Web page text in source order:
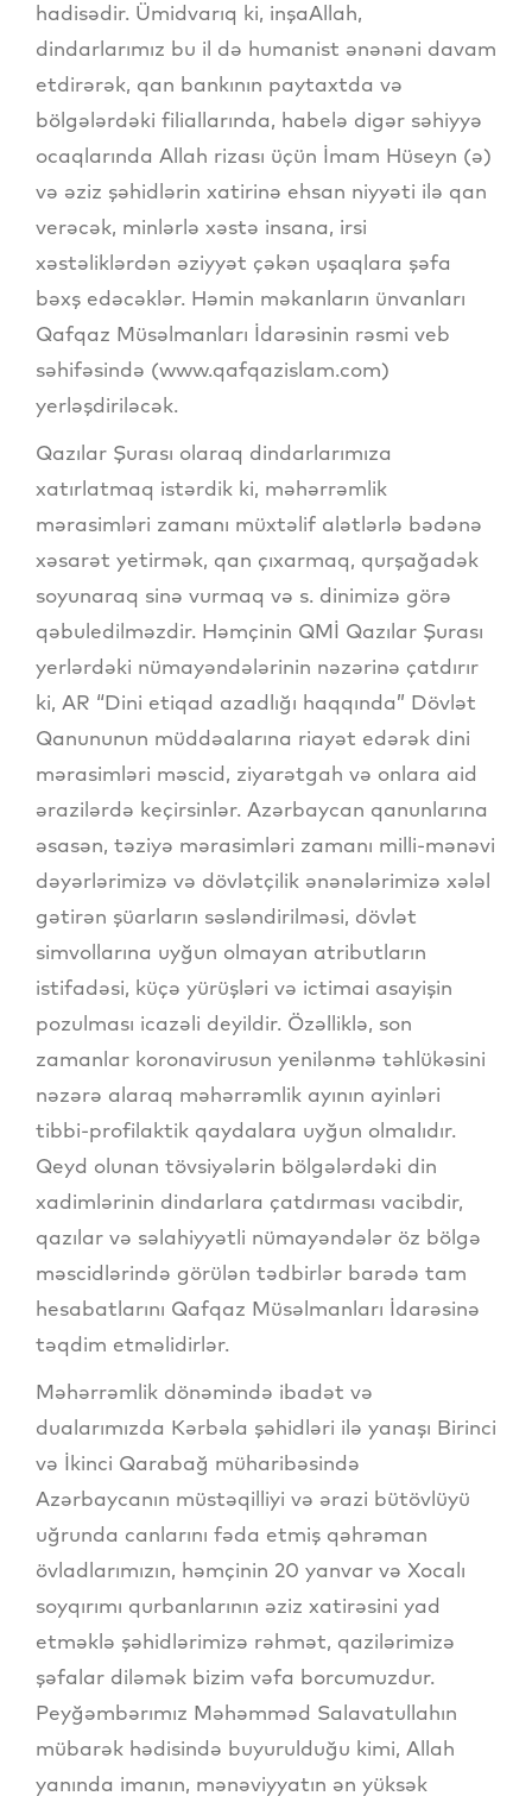
hadisədir. Ümidvarıq ki, inşaAllah,
dindarlarımız bu il də humanist ənənəni davam
etdirərək, qan bankının paytaxtda və
bölgələrdəki filiallarında, habelə digər səhiyyə
ocaqlarında Allah rizası üçün İmam Hüseyn (ə)
və əziz şəhidlərin xatirinə ehsan niyyəti ilə qan
verəcək, minlərlə xəstə insana, irsi
xəstəliklərdən əziyyət çəkən uşaqlara şəfa
bəxş edəcəklər. Həmin məkanların ünvanları
Qafqaz Müsəlmanları İdarəsinin rəsmi veb
səhifəsində (www.qafqazislam.com)
yerləşdiriləcək.
Qazılar Şurası olaraq dindarlarımıza
xatırlatmaq istərdik ki, məhərrəmlik
mərasimləri zamanı müxtəlif alətlərlə bədənə
xəsarət yetirmək, qan çıxarmaq, qurşağadək
soyunaraq sinə vurmaq və s. dinimizə görə
qəbuledilməzdir. Həmçinin QMİ Qazılar Şurası
yerlərdəki nümayəndələrinin nəzərinə çatdırır
ki, AR “Dini etiqad azadlığı haqqında” Dövlət
Qanununun müddəalarına riayət edərək dini
mərasimləri məscid, ziyarətgah və onlara aid
ərazilərdə keçirsinlər. Azərbaycan qanunlarına
əsasən, təziyə mərasimləri zamanı milli-mənəvi
dəyərlərimizə və dövlətçilik ənənələrimizə xələl
gətirən şüarların səsləndirilməsi, dövlət
simvollarına uyğun olmayan atributların
istifadəsi, küçə yürüşləri və ictimai asayişin
pozulması icazəli deyildir. Özəlliklə, son
zamanlar koronavirusun yenilənmə təhlükəsini
nəzərə alaraq məhərrəmlik ayının ayinləri
tibbi-profilaktik qaydalara uyğun olmalıdır.
Qeyd olunan tövsiyələrin bölgələrdəki din
xadimlərinin dindarlara çatdırması vacibdir,
qazılar və səlahiyyətli nümayəndələr öz bölgə
məscidlərində görülən tədbirlər barədə tam
hesabatlarını Qafqaz Müsəlmanları İdarəsinə
təqdim etməlidirlər.
Məhərrəmlik dönəmində ibadət və
dualarımızda Kərbəla şəhidləri ilə yanaşı Birinci
və İkinci Qarabağ müharibəsində
Azərbaycanın müstəqilliyi və ərazi bütövlüyü
uğrunda canlarını fəda etmiş qəhrəman
övladlarımızın, həmçinin 20 yanvar və Xocalı
soyqırımı qurbanlarının əziz xatirəsini yad
etməklə şəhidlərimizə rəhmət, qazilərimizə
şəfalar diləmək bizim vəfa borcumuzdur.
Peyğəmbərımız Məhəmməd Salavatullahın
mübarək hədisində buyurulduğu kimi, Allah
yanında imanın, mənəviyyatın ən yüksək